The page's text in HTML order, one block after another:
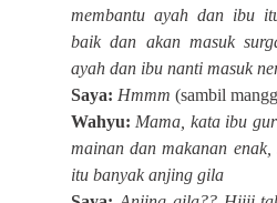
membantu ayah dan ibu
baik dan akan masuk
ayah dan ibu nanti masuk
Saya: Hmmm (sambil
Wahyu: Mama kata ibu
mainan dan makanan
itu banyak anjing gila